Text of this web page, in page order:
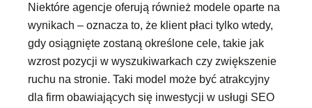
Niektóre agencje oferują również modele oparte na
wynikach – oznacza to, że klient płaci tylko wtedy,
gdy osiągnięte zostaną określone cele, takie jak
wzrost pozycji w wyszukiwarkach czy zwiększenie
ruchu na stronie. Taki model może być atrakcyjny
dla firm obawiających się inwestycji w usługi SEO